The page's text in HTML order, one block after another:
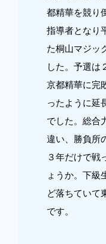
都精華を競り
指導者となり
た桐山マジッ
した。予選は
京都精華に完
ったように延
でした。総合
違い、勝負所
３年だけで戦
ょうか。下級
ど落ちていて
です。